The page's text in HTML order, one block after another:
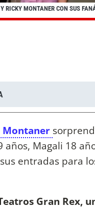
RICKY MONTANER CON SUS
Montaner
años, Magali 18
entradas para
Gran Rex,